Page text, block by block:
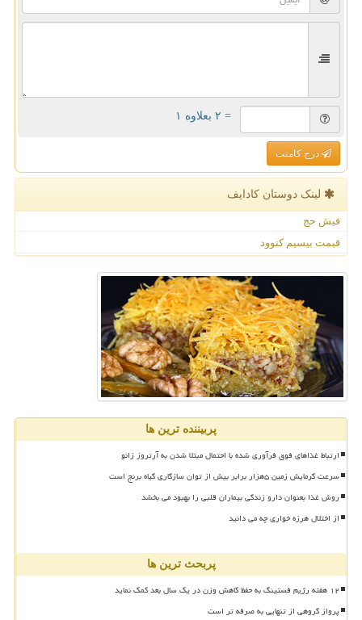
= ۲ بعلاوه ۱
درج کامنت
لینک دوستان كادایف
فیش حج
قیمت بیسیم کنوود
پربیننده ترین ها
ارتباط غذاهای فوق فرآوری شده با احتمال مبتلا شدن به آرتروز زانو
سرعت گرمایش زمین ۵هزار برابر بیش از توان سازگاری گیاه برنج است
روش غذا بعنوان دارو زندگی بیماران قلبی را بهبود می بخشد
از اختلال هرزه خواری چه می دانید
پربحث ترین ها
۱۲ هفته رژیم فستینگ به حفظ کاهش وزن در یک سال بعد کمک نماید
پرواز گروهی از تنهایی به صرفه تر است